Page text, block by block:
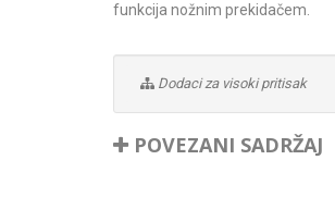
funkcija nožnim prekidačem.
Dodaci za visoki pritisak
POVEZANI SADRŽAJ